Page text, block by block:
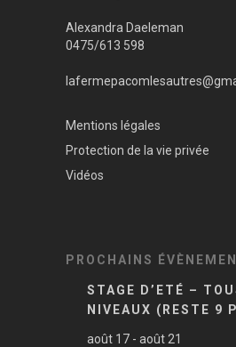
Alexandra Daeleman
0475/613 598
Mentions légales
Protection de la vie privée
Vidéos
PROCHAINS
STAGE D’ETÉ –
NIVEAUX (RESTE 9
août 17 - août 21